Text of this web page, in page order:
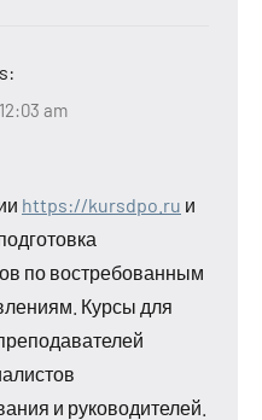
am
https://kursdpo.ru и
по востребованным
Курсы для
и руководителей.